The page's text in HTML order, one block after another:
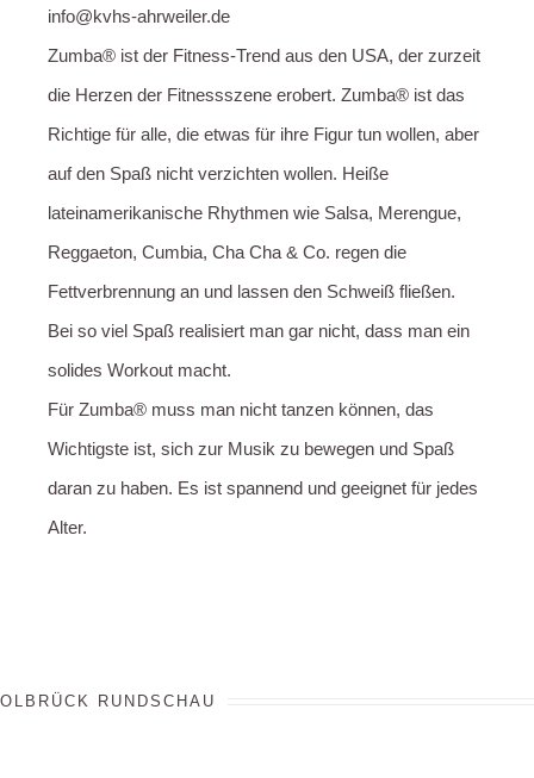
info@kvhs-ahrweiler.de
Zumba® ist der Fitness-Trend aus den USA, der zurzeit
die Herzen der Fitnessszene erobert. Zumba® ist das
Richtige für alle, die etwas für ihre Figur tun wollen, aber
auf den Spaß nicht verzichten wollen. Heiße
lateinamerikanische Rhythmen wie Salsa, Merengue,
Reggaeton, Cumbia, Cha Cha & Co. regen die
Fettverbrennung an und lassen den Schweiß fließen.
Bei so viel Spaß realisiert man gar nicht, dass man ein
solides Workout macht.
Für Zumba® muss man nicht tanzen können, das
Wichtigste ist, sich zur Musik zu bewegen und Spaß
daran zu haben. Es ist spannend und geeignet für jedes
Alter.
OLBRÜCK RUNDSCHAU